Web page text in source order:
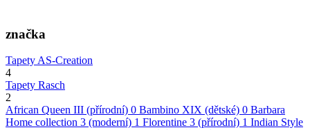
značka
Tapety AS-Creation
4
Tapety Rasch
2
African Queen III (přírodní) 0 Bambino XIX (dětské) 0 Barbara
Home collection 3 (moderní) 1 Florentine 3 (přírodní) 1 Indian Style